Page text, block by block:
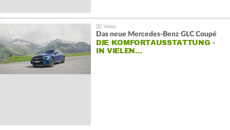
Das neue Mercedes-Benz GLC Coupé
DIE KOMFORTAUSSTATTUNG -
IN VIELEN…